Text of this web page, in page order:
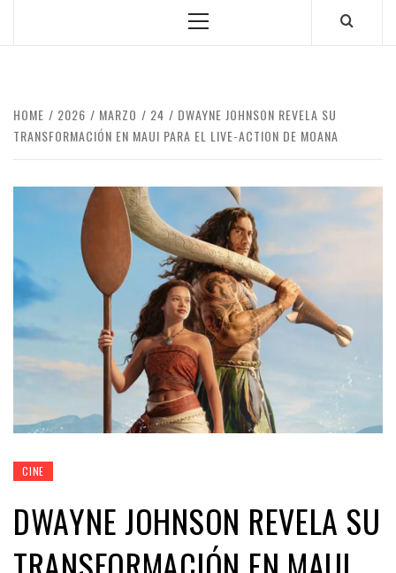
HOME 2026 MARZO 24
DWAYNE JOHNSON REVELA SU
TRANSFORMACIÓN EN MAUI PARA EL LIVE-ACTION DE MOANA
CINE
DWAYNE JOHNSON REVELA SU